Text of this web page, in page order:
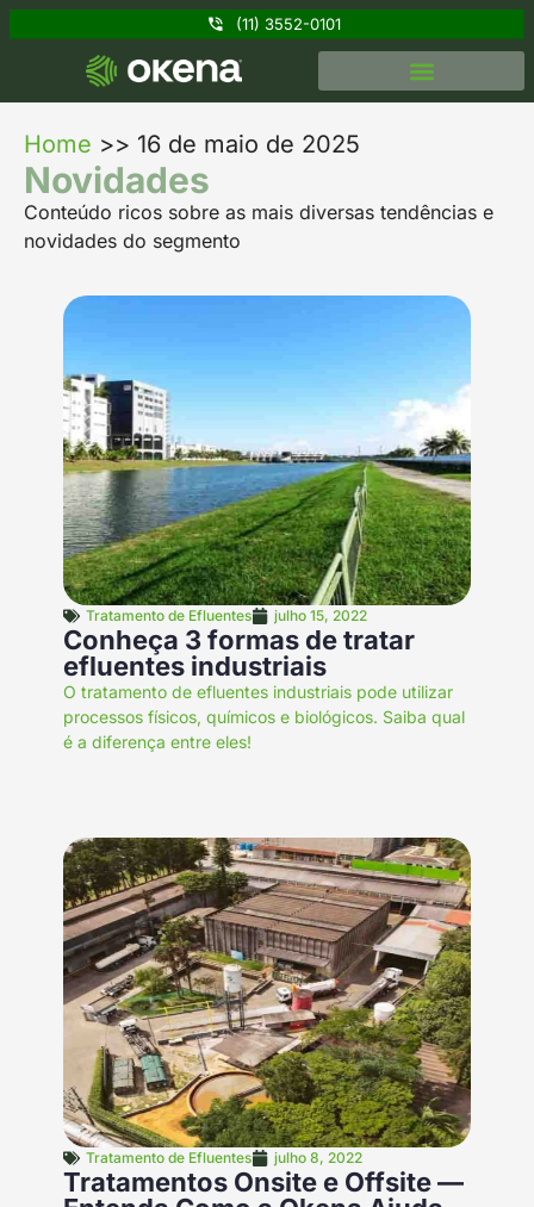
(11) 3552-0101
Home >> 16 de maio de 2025
Novidades
Conteúdo ricos sobre as mais diversas tendências e
novidades do segmento
Tratamento de Efluentes julho 15, 2022
Conheça 3 formas de tratar
efluentes industriais
O tratamento de efluentes industriais pode utilizar
processos físicos, químicos e biológicos. Saiba qual
é a diferença entre eles!
Tratamento de Efluentes julho 8, 2022
Tratamentos Onsite e Offsite —